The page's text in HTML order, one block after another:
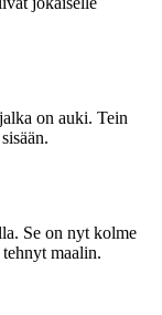
on auki. Tein
Se on nyt kolme
maalin.